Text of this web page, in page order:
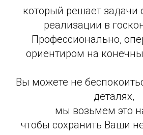
который решает задачи
реализации в
Профессионально,
ориентиром на
Вы можете не
деталях,
мы возьмем это
чтобы сохранить Ваши